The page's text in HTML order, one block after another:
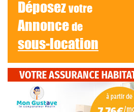
Déposezvotre
Annoncede
sous-location